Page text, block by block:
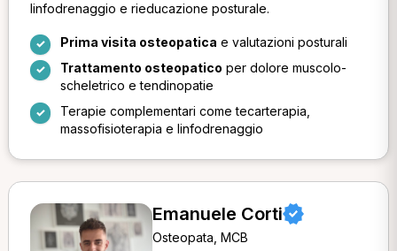
linfodrenaggio e rieducazione posturale.
Prima visita osteopatica e valutazioni posturali
Trattamento osteopatico per dolore muscolo-
scheletrico e tendinopatie
Terapie complementari come tecarterapia,
massofisioterapia e linfodrenaggio
Emanuele Corti
Osteopata, MCB